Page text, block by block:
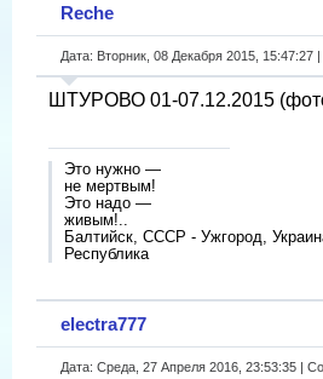
Reche
Дата: Вторник, 08 Декабря 2015, 15:47:27
ШТУРОВО 01-07.12.2015
Это нужно —
не мертвым!
Это надо —
живым!..
Балтийск, СССР - Ужгород,
Республика
electra777
Дата: Среда, 27 Апреля 2016, 23:53:35 |